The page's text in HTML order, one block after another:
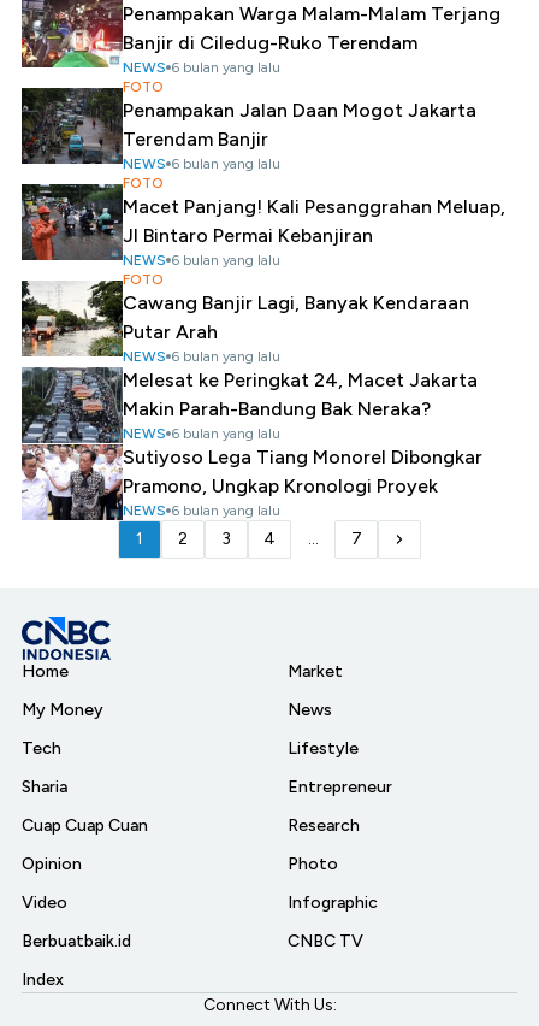
Penampakan Warga Malam-Malam Terjang
Banjir di Ciledug-Ruko Terendam
NEWS 6 bulan yang lalu
FOTO
Penampakan Jalan Daan Mogot Jakarta
Terendam Banjir
NEWS 6 bulan yang lalu
FOTO
Macet Panjang! Kali Pesanggrahan Meluap,
Jl Bintaro Permai Kebanjiran
NEWS 6 bulan yang lalu
FOTO
Cawang Banjir Lagi, Banyak Kendaraan
Putar Arah
NEWS 6 bulan yang lalu
Melesat ke Peringkat 24, Macet Jakarta
Makin Parah-Bandung Bak Neraka?
NEWS 6 bulan yang lalu
Sutiyoso Lega Tiang Monorel Dibongkar
Pramono, Ungkap Kronologi Proyek
NEWS 6 bulan yang lalu
1 2 3 4 ... 7
Home
My Money
Tech
Sharia
Cuap Cuap Cuan
Opinion
Video
Berbuatbaik.id
Index
Market
News
Lifestyle
Entrepreneur
Research
Photo
Infographic
CNBC TV
Connect With Us: